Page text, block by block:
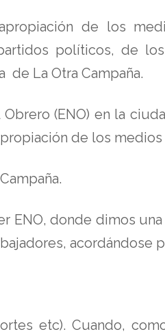
de los
políticos, de
de La Otra Campaña.
(ENO) en la
de los
ENO, donde dimos
acordándose
etc). Cuando,